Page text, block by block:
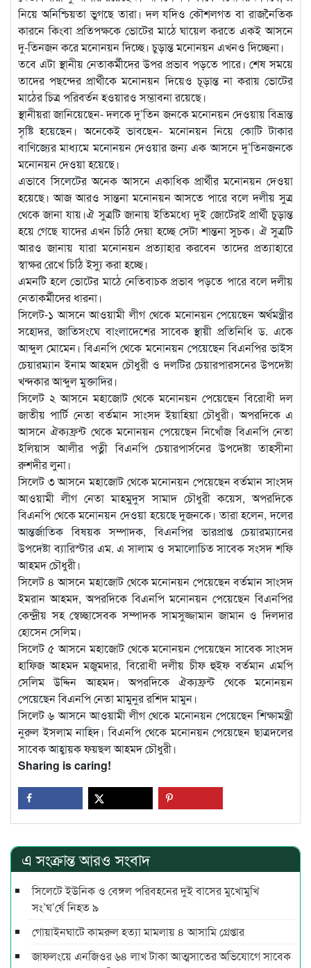
নিয়ে অনিশ্চিয়তা ভুগছে তারা। দল যদিও কৌশলগত বা রাজনৈতিক
কারনে কিংবা প্রতিপক্ষকে ভোটের মাঠে ঘায়েল করতে একই আসনে
দু-তিনজন করে মনোনয়ন দিচ্ছে। চুড়ান্ত মনোনয়ন এখনও দিচ্ছেনা।
তবে এটা স্থানীয় নেতাকর্মীদের উপর প্রভাব পড়তে পারে। শেষ সময়ে
তাদের পছন্দের প্রার্থীকে মনোনয়ন দিয়েও চূড়ান্ত না করায় ভোটের
মাঠের চিত্র পরিবর্তন হওয়ারও সম্ভাবনা রয়েছে।
স্থানীয়রা জানিয়েছেন- দলকে দু’তিন জনকে মনোনয়ন দেওয়ায় বিভ্রান্ত
সৃষ্টি হয়েছেন। অনেকেই ভাবছেন- মনোনয়ন নিয়ে কোটি টাকার
বাণিজ্যের মাধ্যমে মনোনয়ন দেওয়ার জন্য এক আসনে দু’তিনজনকে
মনোনয়ন দেওয়া হয়েছে।
এভাবে সিলেটের অনেক আসনে একাধিক প্রার্থীর মনোনয়ন দেওয়া
হয়েছে। আজ আরও সান্তনা মনোনয়ন আসতে পারে বলে দলীয় সুত্র
থেকে জানা যায়।ঐ সুত্রটি জানায় ইতিমধ্যে দুই জোটেরই প্রার্থী চুড়ান্ত
হয়ে গেছে যাদের এখন চিঠি দেয়া হচ্ছে সেটা শান্তনা সুচক। ঐ সুত্রটি
আরও জানায় যারা মনোনয়ন প্রত্যাহার করবেন তাদের প্রত্যাহারে
স্বাক্ষর রেখে চিঠি ইস্যু করা হচ্ছে।
এমনটি হলে ভোটের মাঠে নেতিবাচক প্রভাব পড়তে পারে বলে দলীয়
নেতাকর্মীদের ধারনা।
সিলেট-১ আসনে আওয়ামী লীগ থেকে মনোনয়ন পেয়েছেন অর্থমন্ত্রীর
সহোদর, জাতিসংঘে বাংলাদেশের সাবেক স্থায়ী প্রতিনিধি ড. একে
আব্দুল মোমেন। বিএনপি থেকে মনোনয়ন পেয়েছেন বিএনপির ভাইস
চেয়ারম্যান ইনাম আহমদ চৌধুরী ও দলটির চেয়ারপারসনের উপদেষ্টা
খন্দকার আব্দুল মুক্তাদির।
সিলেট ২ আসনে মহাজোট থেকে মনোনয়ন পেয়েছেন বিরোধী দল
জাতীয় পার্টি নেতা বর্তমান সাংসদ ইয়াহিয়া চৌধুরী। অপরদিকে এ
আসনে ঐক্যফ্রন্ট থেকে মনোনয়ন পেয়েছেন নিখোঁজ বিএনপি নেতা
ইলিয়াস আলীর পত্নী বিএনপি চেয়ারপার্সনের উপদেষ্টা তাহসীনা
রুশদীর লুনা।
সিলেট ৩ আসনে মহাজোট থেকে মনোনয়ন পেয়েছেন বর্তমান সাংসদ
আওয়ামী লীগ নেতা মাহমুদুস সামাদ চৌধুরী কয়েস, অপরদিকে
বিএনপি থেকে মনোনয়ন দেওয়া হয়েছে দুজনকে। তারা হলেন, দলের
আন্তর্জাতিক বিষয়ক সম্পাদক, বিএনপির ভারপ্রাপ্ত চেয়ারম্যানের
উপদেষ্টা ব্যারিস্টার এম. এ সালাম ও সমালোচিত সাবেক সংসদ শফি
আহমদ চৌধুরী।
সিলেট ৪ আসনে মহাজোট থেকে মনোনয়ন পেয়েছেন বর্তমান সাংসদ
ইমরান আহমদ, অপরদিকে বিএনপি মনোনয়ন পেয়েছেন বিএনপির
কেন্দ্রীয় সহ স্বেচ্ছাসেবক সম্পাদক সামসুজ্জামান জামান ও দিলদার
হোসেন সেলিম।
সিলেট ৫ আসনে মহাজোট থেকে মনোনয়ন পেয়েছেন সাবেক সাংসদ
হাফিজ আহমদ মজুমদার, বিরোধী দলীয় চীফ হুইফ বর্তমান এমপি
সেলিম উদ্দিন আহমদ। অপরদিকে ঐক্যফ্রন্ট থেকে মনোনয়ন
পেয়েছেন বিএনপি নেতা মামুনুর রশিদ মামুন।
সিলেট ৬ আসনে আওয়ামী লীগ থেকে মনোনয়ন পেয়েছেন শিক্ষামন্ত্রী
নুরুল ইসলাম নাহিদ। বিএনপি থেকে মনোনয়ন পেয়েছেন ছাত্রদলের
সাবেক আহ্বায়ক ফয়ছল আহমদ চৌধুরী।
Sharing is caring!
এ সংক্রান্ত আরও সংবাদ
সিলেটে ইউনিক ও বেঙ্গল পরিবহনের দুই বাসের মুখোমুখি
সং’ঘ’র্ষে নিহত ৯
গোয়াইনঘাটে কামরুল হত্যা মামলায় ৪ আসামি গ্রেপ্তার
জাফলংয়ে এনজিওর ৬৪ লাখ টাকা আত্মসাতের অভিযোগে সাবেক